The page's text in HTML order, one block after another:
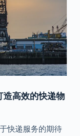
造高效的快递物
快递服务的期待